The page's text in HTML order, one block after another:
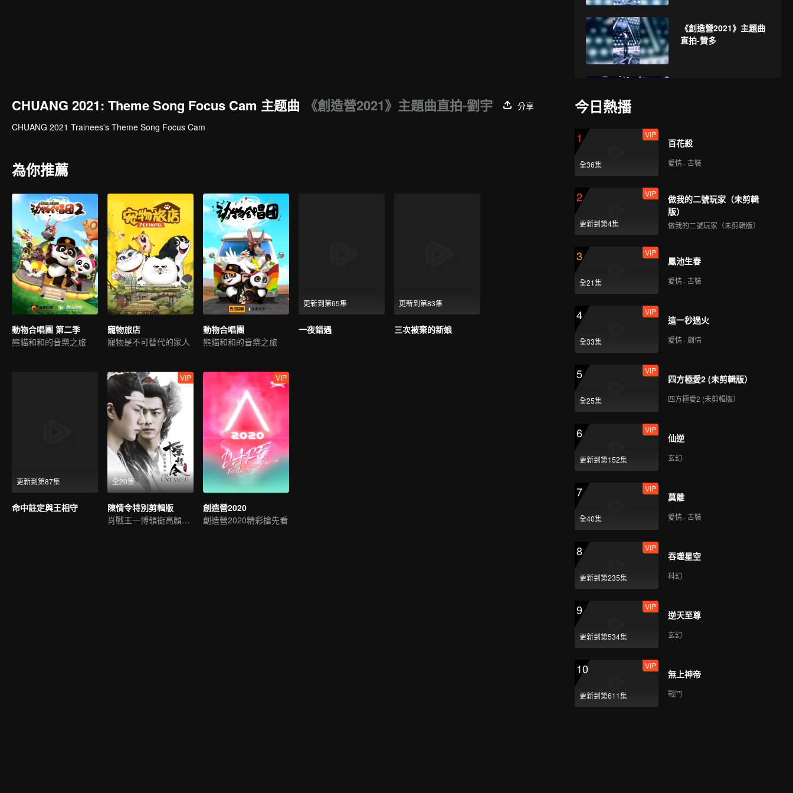
《創造營2021》主題曲
直拍-贊多
《創造營2021》主題曲
直拍-吳宇恆
《創造營2021》主題曲
《創造營2021》主題曲
直拍-林墨
《創造營2021》主題曲
直拍-胡燁韜
《創造營2021》主題曲
直拍-伯遠
《創造營2021》主題曲
直拍-賴耀翔
《創造營2021》主題曲
直拍-何圳煜
《創造營2021》主題曲
直拍-奧斯卡
《創造營2021》主題曲
直拍-井汲大翔
《創造營2021》主題曲
直拍-蔣敦豪
CHUANG 2021: Theme Song Focus Cam 主题曲 《創造營2021》主題曲直拍-劉宇
分享
CHUANG 2021 Trainees's Theme Song Focus Cam
為你推薦
動物合唱團 第二季
熊貓和和的音樂之旅
寵物旅店
寵物是不可替代的家人
動物合唱團
熊貓和和的音樂之旅
更新到第65集
一夜錯遇
更新到第83集
三次被棄的新娘
更新到第87集
命中註定與王相守
全20集
VIP
陳情令特別剪輯版
肖戰王一博領銜高顏值陣容
VIP
創造營2020
創造營2020精彩搶先看
今日熱播
1
全36集
VIP
百花殺
愛情 · 古裝
2
更新到第4集
VIP
做我的二號玩家（未剪輯
版）
做我的二號玩家（未剪輯版）
3
全21集
VIP
鳳池生春
愛情 · 古裝
4
全33集
VIP
這一秒過火
愛情 · 劇情
5
全25集
VIP
四方極愛2 (未剪輯版）
四方極愛2 (未剪輯版）
6
更新到第152集
VIP
仙逆
玄幻
7
全40集
VIP
莫離
愛情 · 古裝
8
更新到第235集
VIP
吞噬星空
科幻
9
更新到第534集
VIP
逆天至尊
玄幻
10
更新到第611集
VIP
無上神帝
戰鬥